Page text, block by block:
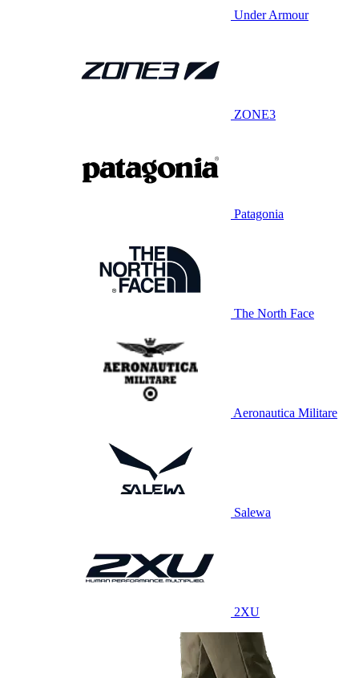
Under Armour
ZONE3
Patagonia
The North Face
Aeronautica Militare
Salewa
2XU